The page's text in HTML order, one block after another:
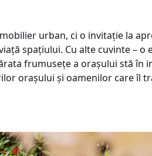
urban, ci o invitație la
spațiului. Cu alte cuvinte –
frumusețe a orașului stă în
orașului și oamenilor care îl